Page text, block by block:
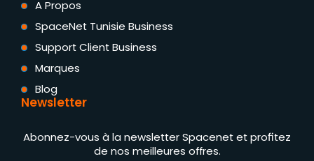
A Propos
SpaceNet Tunisie Business
Support Client Business
Marques
Blog
Newsletter
Abonnez-vous à la newsletter Spacenet et profitez
de nos meilleures offres.